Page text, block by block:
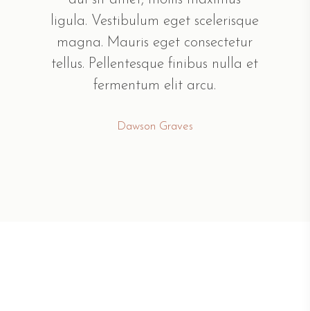
ligula. Vestibulum eget scelerisque
magna. Mauris eget consectetur
tellus. Pellentesque finibus nulla et
fermentum elit arcu.
Dawson Graves